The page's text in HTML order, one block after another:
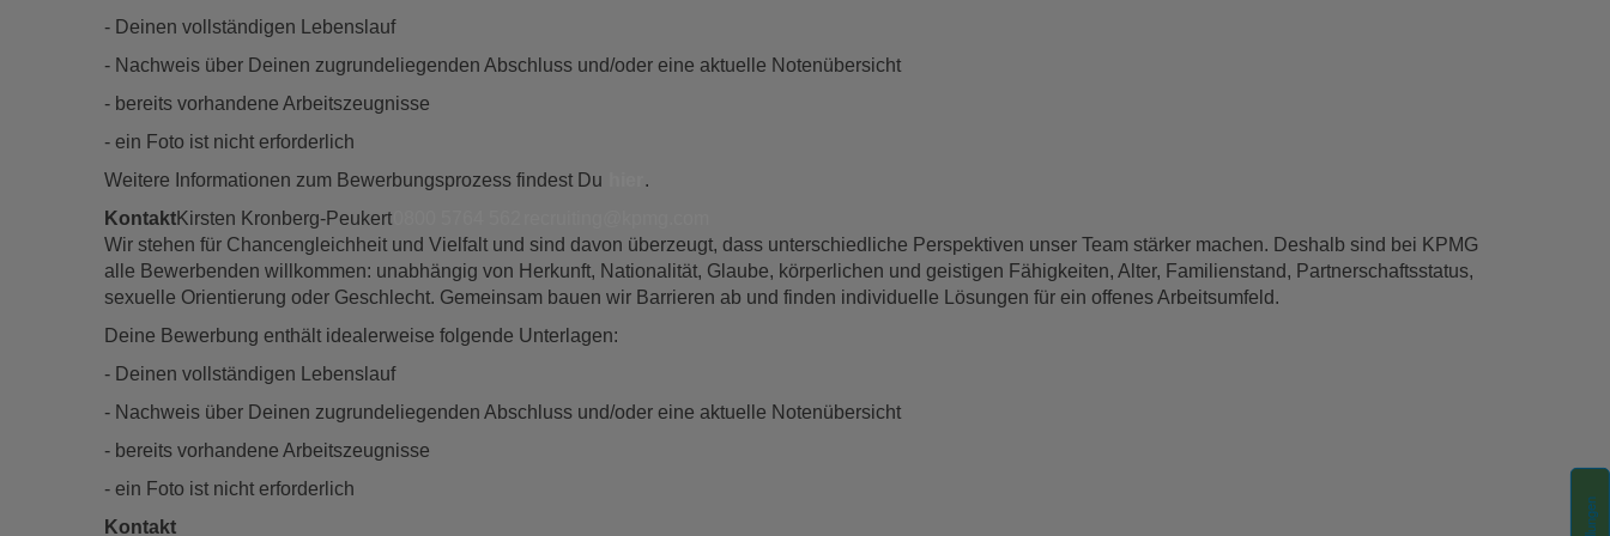
- Deinen vollständigen Lebenslauf
- Nachweis über Deinen zugrundeliegenden Abschluss und/oder eine aktuelle Notenübersicht
- bereits vorhandene Arbeitszeugnisse
- ein Foto ist nicht erforderlich
Weitere Informationen zum Bewerbungsprozess findest Du
.
KontaktKirsten Kronberg-Peukert
Wir stehen für Chancengleichheit und Vielfalt und sind davon überzeugt, dass unterschiedliche Perspektiven unser Team stärker machen. Deshalb sind bei KPMG
alle Bewerbenden willkommen: unabhängig von Herkunft, Nationalität, Glaube, körperlichen und geistigen Fähigkeiten, Alter, Familienstand, Partnerschaftsstatus,
sexuelle Orientierung oder Geschlecht. Gemeinsam bauen wir Barrieren ab und finden individuelle Lösungen für ein offenes Arbeitsumfeld.
Deine Bewerbung enthält idealerweise folgende Unterlagen:
- Deinen vollständigen Lebenslauf
- Nachweis über Deinen zugrundeliegenden Abschluss und/oder eine aktuelle Notenübersicht
- bereits vorhandene Arbeitszeugnisse
- ein Foto ist nicht erforderlich
Kontakt